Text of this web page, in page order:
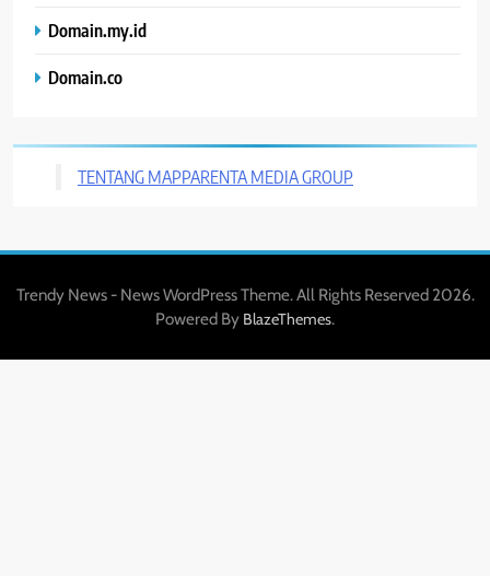
Domain.my.id
Domain.co
TENTANG MAPPARENTA MEDIA GROUP
Trendy News - News WordPress Theme. All Rights Reserved 2026.
Powered By BlazeThemes.